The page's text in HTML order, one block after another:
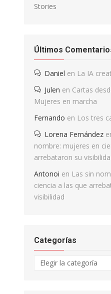
Stories
Últimos
Daniel en La IA
Julen en Cartas
Mujeres en marcha
Fernando en Los tres
Lorena Fernández
nombre: mujeres en
arrebataron su
Antonoi en Las sin
ciencia a las que
visibilidad
Categorías
Categorías